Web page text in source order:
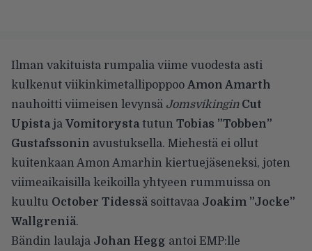
Ilman vakituista rumpalia viime vuodesta asti
kulkenut viikinkimetallipoppoo Amon Amarth
nauhoitti viimeisen levynsä Jomsvikingin Cut
Upistaja Vomitorystatutun Tobias ”Tobben”
Gustafssonin avustuksella. Miehestä ei ollut
kuitenkaan Amon Amarhin kiertuejäseneksi, joten
viimeaikaisilla keikoilla yhtyeen rummuissa on
kuultu October Tidessä soittavaa Joakim ”Jocke”
Wallgreniä.
Bändin laulaja Johan Hegg antoi EMP:lle